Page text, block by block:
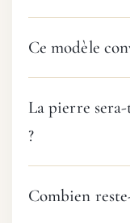
Ce modèle
La pierre
?
Combien